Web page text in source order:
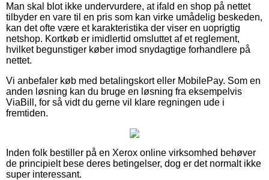
Man skal blot ikke undervurdere, at ifald en shop på nettet
tilbyder en vare til en pris som kan virke umådelig beskeden,
kan det ofte være et karakteristika der viser en uoprigtig
netshop. Kortkøb er imidlertid omsluttet af et reglement,
hvilket begunstiger køber imod snydagtige forhandlere på
nettet.
Vi anbefaler køb med betalingskort eller MobilePay. Som en
anden løsning kan du bruge en løsning fra eksempelvis
ViaBill, for så vidt du gerne vil klare regningen ude i
fremtiden.
Inden folk bestiller på en Xerox online virksomhed behøver
de principielt bese deres betingelser, dog er det normalt ikke
super interessant.